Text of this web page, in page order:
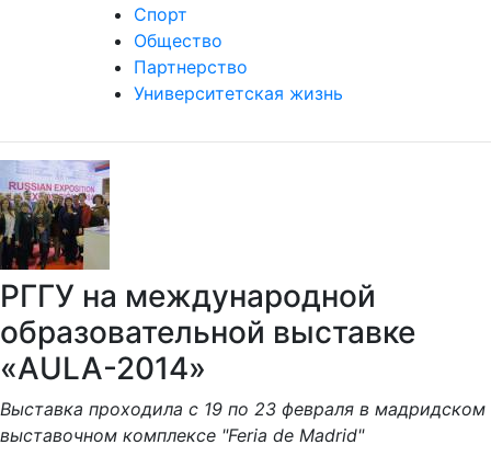
Спорт
Общество
Партнерство
Университетская жизнь
РГГУ на международной
образовательной выставке
«AULA-2014»
Выставка проходила с 19 по 23 февраля в мадридском
выставочном комплексе "Feria de Madrid"